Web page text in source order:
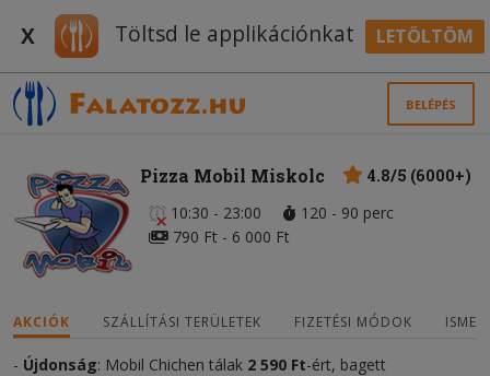
X Töltsd le applikációnkat LETÖLTÖM
BELÉPÉS
Pizza Mobil Miskolc
4.8/5 (6000+)
10:30 - 23:00
120 - 90 perc
790 Ft - 6 000 Ft
AKCIÓK SZÁLLÍTÁSI TERÜLETEK FIZETÉSI MÓDOK
- Újdonság: Mobil Chichen tálak 2 590 Ft-ért, bagett